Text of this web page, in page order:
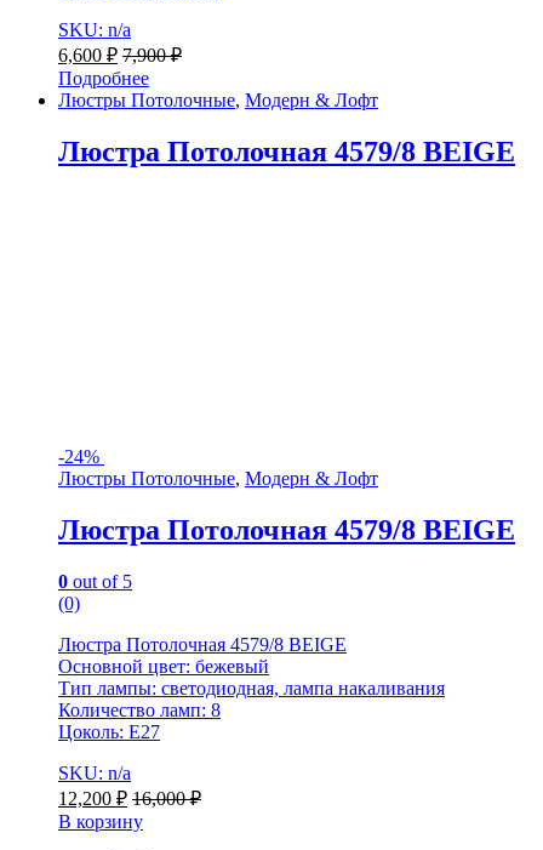
SKU: n/a
6,600 ₽ 7,900₽
Подробнее
Люстры Потолочные, Модерн & Лофт
Люстра Потолочная 4579/8 BEIGE
-24%
Люстры Потолочные, Модерн & Лофт
Люстра Потолочная 4579/8 BEIGE
0 out of 5
(0)
Люстра Потолочная 4579/8 BEIGE
Основной цвет: бежевый
Тип лампы: светодиодная, лампа накаливания
Количество ламп: 8
Цоколь: E27
SKU: n/a
12,200 ₽ 16,000₽
В корзину